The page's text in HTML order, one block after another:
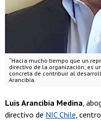
“Hacía mucho tiempo que un
directivo de la organización; es
concreta de contribuir al
Arancibia.
Luis Arancibia Medina,
directivo de NIC Chile,